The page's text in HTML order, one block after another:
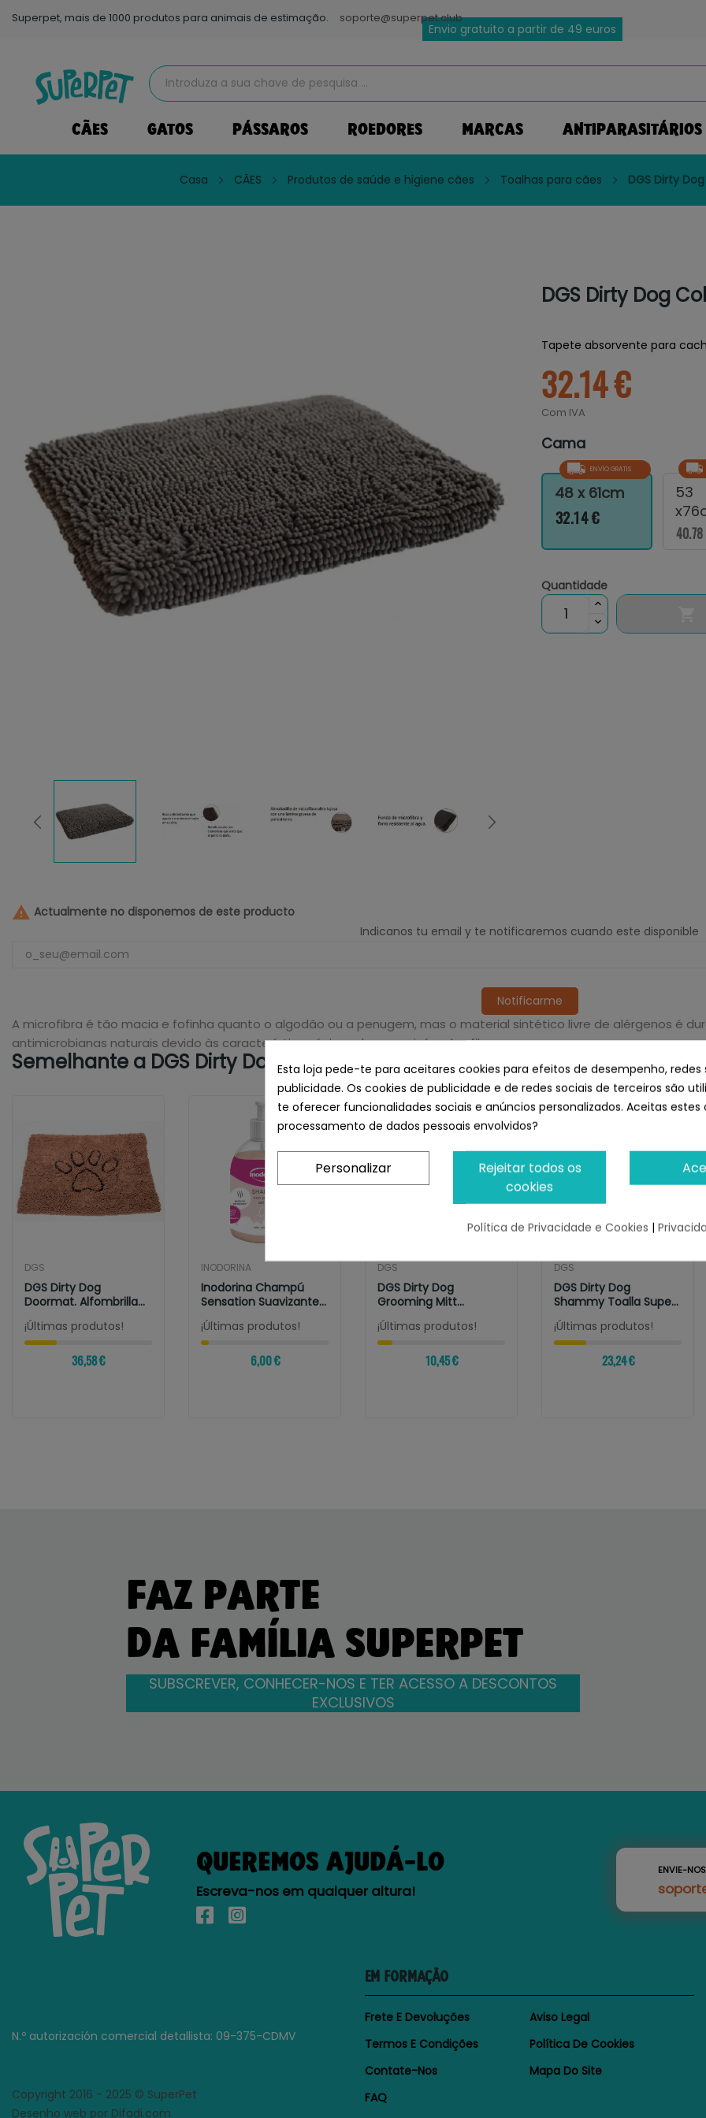
Superpet, mais de 1000 produtos para animais de estimação. soporte@superpet.club
Envio gratuito a partir de 49 euros
CÃES GATOS PÁSSAROS ROEDORES MARCAS ANTIPARASITÁRIOS
Casa CÃES Produtos de saúde e higiene cães Toalhas para cães DGS Dirty
DGS Dirty Dog
Tapete absorvente para
32.14 €
Com IVA
Cama
ENVÍO GRATIS
48 x 61cm
32.14 €
53
Quantidade
 Actualmente no disponemos de este producto
Indicanos tu email y te notificaremos cuando este disponible
Notificarme
A microfibra é tão macia e fofinha quanto o algodão ou a penugem, mas o material sintético livre de alérgenos é
antimicrobianas naturais devido às características únicas dessas minúsculas fibras.
Semelhante a DGS Dirty Dog Colchoneta Absorbente Gris
DGS
DGS Dirty Dog
Doormat. Alfombrilla
Absorbente Talla...
¡Últimas produtos!
36,58 €
INODORINA
Inodorina Champú
Sensation Suavizante
Para Perros...
¡Últimas produtos!
6,00 €
DGS
DGS Dirty Dog
Grooming Mitt
Manopla Absorbente
¡Últimas produtos!
10,45 €
DGS
DGS Dirty Dog
Shammy Toalla Super
Absorbente
¡Últimas produtos!
23,24 €
FAZ PARTE
DA FAMÍLIA SUPERPET
SUBSCREVER, CONHECER-NOS E TER ACESSO A DESCONTOS
EXCLUSIVOS
QUEREMOS AJUDÁ-LO
Escreva-nos em qualquer altura!
ENVIE-
N.º autorización comercial detallista: 09-375-CDMV
Copyright 2016 - 2025 © SuperPet
Desenho web por Difadi.com
EM FORMAÇÃO
Frete E Devoluções
Aviso Legal
Termos E Condições
Política De Cookies
Contate-Nos
Mapa Do Site
FAQ
Esta loja pede-te para aceitares cookies para efeitos de desempenho, redes
publicidade. Os cookies de publicidade e de redes sociais de terceiros são
te oferecer funcionalidades sociais e anúncios personalizados. Aceitas estes
processamento de dados pessoais envolvidos?
Rejeitar todos os
cookies
Personalizar
Política de Privacidade e Cookies |